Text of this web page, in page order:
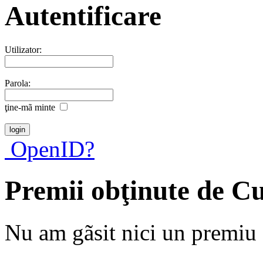
Autentificare
Utilizator:
Parola:
ţine-mã minte
OpenID?
Premii obţinute de
Nu am gãsit nici un premiu